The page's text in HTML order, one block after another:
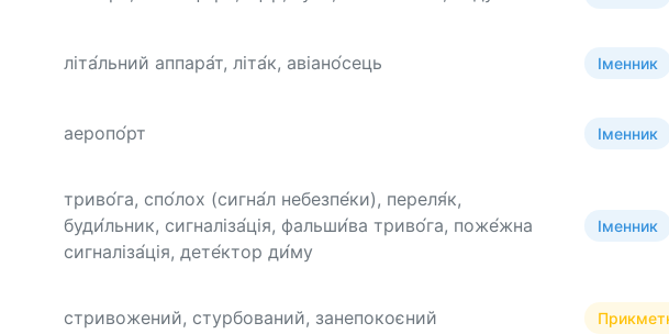
літа́льний аппара́т, літа́к, авіано́сець Іменник
аеропо́рт Іменник
триво́га, спо́лох (сигна́л небезпе́ки), переля́к,
буди́льник, сигналіза́ція, фальши́ва триво́га, поже́жна
сигналіза́ція, дете́ктор ди́му
Іменник
стривожений, стурбований, занепокоєний